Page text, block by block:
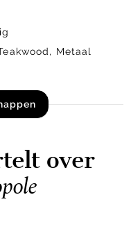
Metaal
over